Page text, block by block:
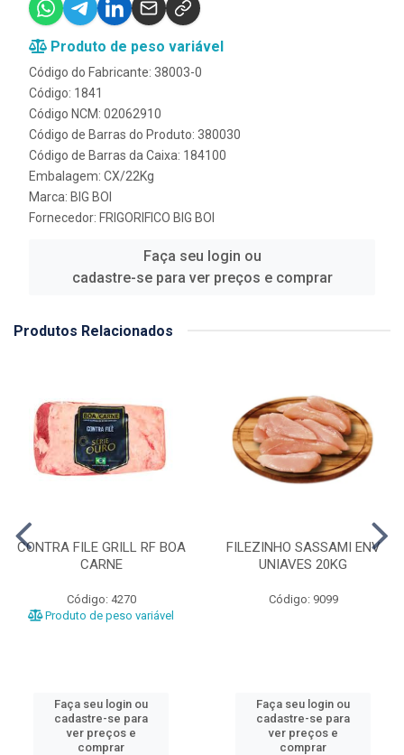
Produto de peso variável
Código do Fabricante: 38003-0
Código: 1841
Código NCM: 02062910
Código de Barras do Produto: 380030
Código de Barras da Caixa: 184100
Embalagem: CX/22Kg
Marca: BIG BOI
Fornecedor: FRIGORIFICO BIG BOI
Faça seu login ou
cadastre-se para ver preços e comprar
Produtos Relacionados
CONTRA FILE GRILL RF BOA
CARNE
Código: 4270
Produto de peso variável
Faça seu login ou
cadastre-se para
ver preços e
comprar
FILEZINHO SASSAMI ENV
UNIAVES 20KG
Código: 9099
Faça seu login ou
cadastre-se para
ver preços e
comprar